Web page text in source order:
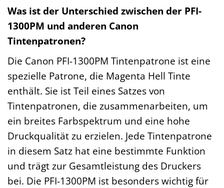
Was ist der Unterschied zwischen der PFI-
1300PM und anderen Canon
Tintenpatronen?
Die Canon PFI-1300PM Tintenpatrone ist eine
spezielle Patrone, die Magenta Hell Tinte
enthält. Sie ist Teil eines Satzes von
Tintenpatronen, die zusammenarbeiten, um
ein breites Farbspektrum und eine hohe
Druckqualität zu erzielen. Jede Tintenpatrone
in diesem Satz hat eine bestimmte Funktion
und trägt zur Gesamtleistung des Druckers
bei. Die PFI-1300PM ist besonders wichtig für